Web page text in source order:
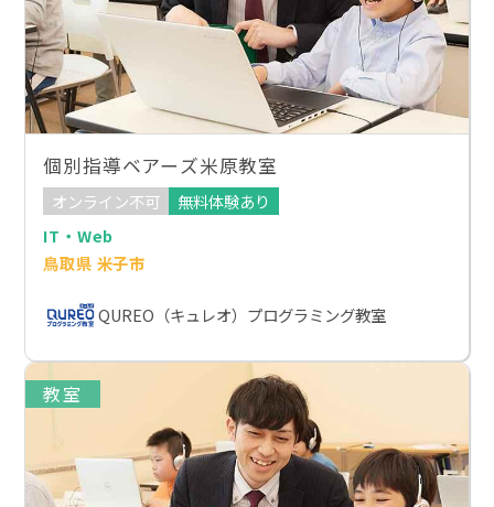
個別指導ベアーズ米原教室
オンライン不可
無料体験あり
IT・Web
鳥取県 米子市
QUREO（キュレオ）プログラミング教室
教室